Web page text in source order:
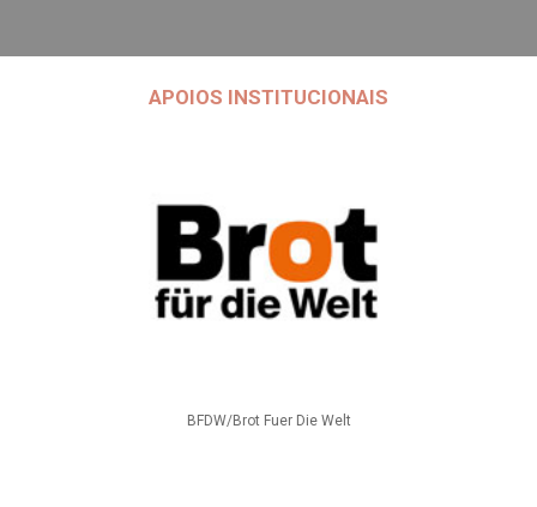
APOIOS INSTITUCIONAIS
BFDW/Brot Fuer Die Welt